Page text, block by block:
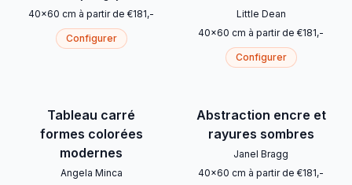
40x60 cm à partir de €181,-
Configurer
Little Dean
40x60 cm à partir de €181,-
Configurer
Tableau carré
formes colorées
modernes
Angela Minca
Abstraction encre et
rayures sombres
Janel Bragg
40x60 cm à partir de €181,-